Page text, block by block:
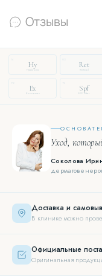
Отзывы
14
Hy
Hyaluronic
Ret
Retinol
Ex
Exosomes
Spf
SPF Filter
Уход,
Соколова
Доставка и
В клинике можно
Официальные
Оригинальная